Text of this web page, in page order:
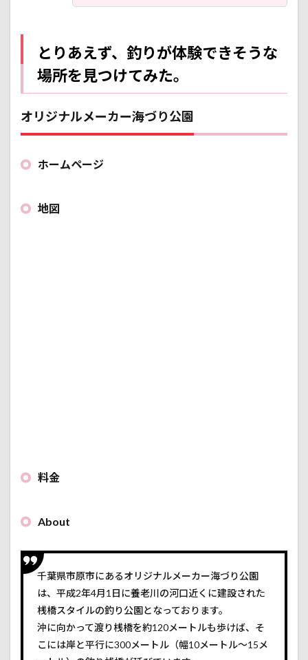
とりあえず、釣りが体験できそうな
場所を見つけてみた。
オリジナルメーカー海づり公園
ホームページ
地図
料金
About
千葉県市原市にあるオリジナルメーカー海づり公園
は、平成2年4月1日に養老川の河口近くに建設された
桟橋スタイルの釣り公園となっております。
沖に向かって渡り桟橋を約120メートルも歩けば、そ
こには岸と平行に300メートル（幅10メートル～15メ